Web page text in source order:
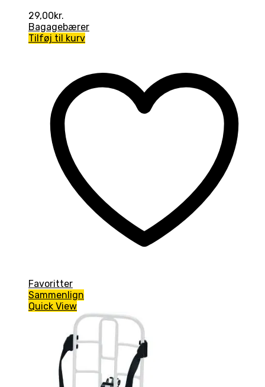
29,00kr.
Bagagebærer
Tilføj til kurv
Favoritter
Sammenlign
Quick View